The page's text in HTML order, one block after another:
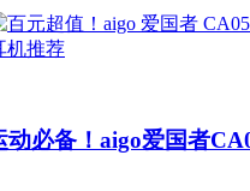
动必备！aigo爱国者